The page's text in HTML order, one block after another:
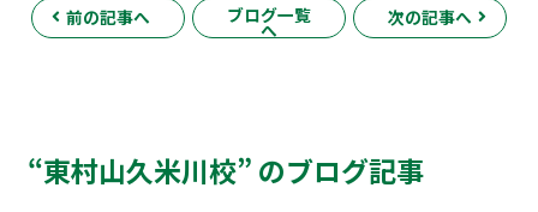
前の記事へ ブログ一覧
へ
次の記事へ
“東村山久米川校” のブログ記事